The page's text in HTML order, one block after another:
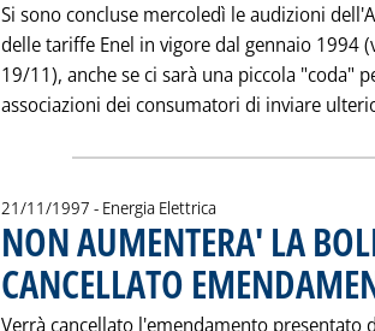
Si sono concluse mercoledì le audizioni
delle tariffe Enel in vigore dal gennaio 1994
19/11), anche se ci sarà una piccola "coda"
associazioni dei consumatori di inviare
21/11/1997 - Energia Elettrica
NON AUMENTERA' LA
CANCELLATO
Verrà cancellato l'emendamento presentato